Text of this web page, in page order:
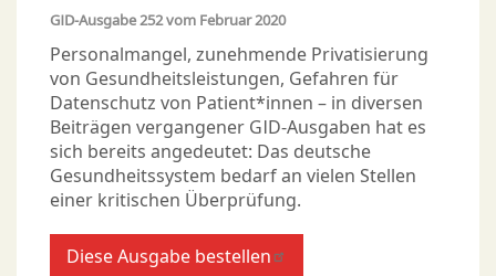
GID-Ausgabe252vom Februar 2020
Personalmangel, zunehmende Privatisierung
von Gesundheitsleistungen, Gefahren für
Datenschutz von Patient*innen – in diversen
Beiträgen vergangener GID-Ausgaben hat es
sich bereits angedeutet: Das deutsche
Gesundheitssystem bedarf an vielen Stellen
einer kritischen Überprüfung.
Diese Ausgabe bestellen